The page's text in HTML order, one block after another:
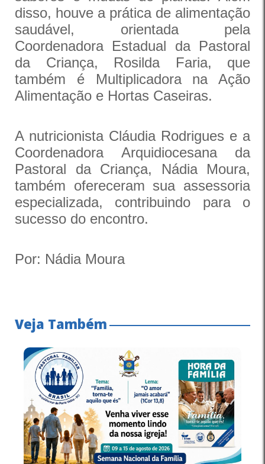
disso, houve a prática de alimentação
saudável, orientada pela
Coordenadora Estadual da Pastoral
da Criança, Rosilda Faria, que
também é Multiplicadora na Ação
Alimentação e Hortas Caseiras.
A nutricionista Cláudia Rodrigues e a
Coordenadora Arquidiocesana da
Pastoral da Criança, Nádia Moura,
também ofereceram sua assessoria
especializada, contribuindo para o
sucesso do encontro.
Por: Nádia Moura
Veja Também